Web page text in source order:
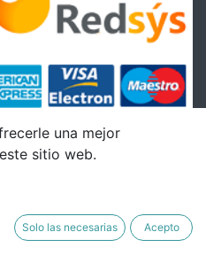
una mejor
sitio web.
Solo las necesarias Acepto